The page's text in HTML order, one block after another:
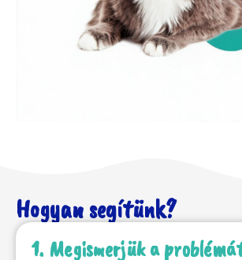
Hogyan segítünk?
1. Megismerjük a